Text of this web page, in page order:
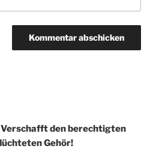
den berechtigten
Gehör!